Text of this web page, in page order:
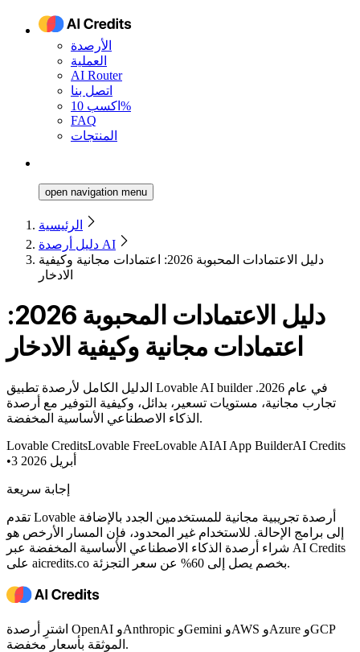
الأرصدة
العملية
AI Router
اتصل بنا
اكسب 10%
FAQ
المنتجات
open navigation menu
الرئيسية
دليل أرصدة AI
دليل الاعتمادات المحبوبة 2026: اعتمادات مجانية وكيفية
الادخار
دليل الاعتمادات المحبوبة 2026:
اعتمادات مجانية وكيفية الادخار
الدليل الكامل لأرصدة تطبيق Lovable AI builder في عام 2026.
تجارب مجانية، مستويات تسعير، بدائل، وكيفية التوفير مع أرصدة
الذكاء الاصطناعي الأساسية المخفضة.
Lovable CreditsLovable FreeLovable AIAI App BuilderAI Credits
•
3 أبريل 2026
إجابة سريعة
تقدم Lovable أرصدة تجريبية مجانية للمستخدمين الجدد بالإضافة
إلى برامج الإحالة. للاستخدام غير المحدود، فإن المسار الأرخص هو
شراء أرصدة الذكاء الاصطناعي الأساسية المخفضة عبر AI Credits
على aicredits.co بخصم يصل إلى 60% عن سعر التجزئة.
اشترِ أرصدة OpenAI وAnthropic وGemini وAWS وAzure وGCP
الموثقة بأسعار مخفضة.